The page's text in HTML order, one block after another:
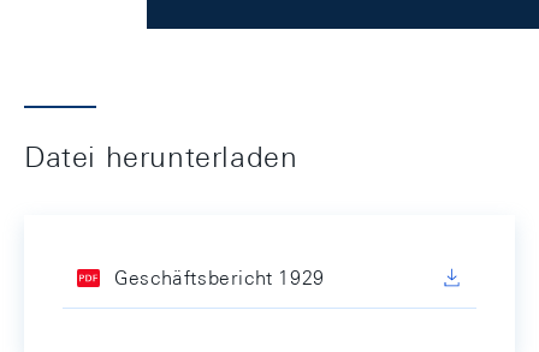
Datei herunterladen
Geschäftsbericht 1929